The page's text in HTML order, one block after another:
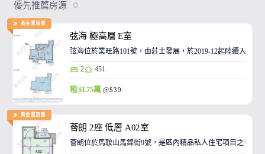
優先推薦房源
黃金置頂盤
弦海 極高層 E室
弦海位於業旺路101號，由莊士發展，於2019-12起陸續入伙
2 451
租 $1.75萬 @$39
黃金置頂盤
薈朗 2座 低層 A02室
薈朗位於馬鞍山馬錦街9號，是區內精品私人住宅項目之一，